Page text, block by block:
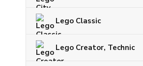
Lego Classic
Lego Creator, Technic